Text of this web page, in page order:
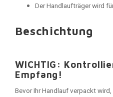
Der Handlaufträger wird
Beschichtung
WICHTIG:
Empfang!
Bevor Ihr Handlauf verpackt